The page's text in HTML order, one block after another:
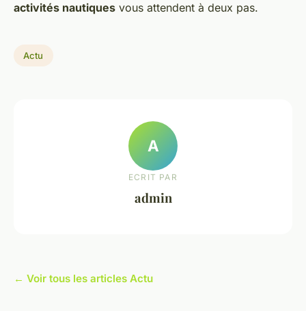
activités nautiques vous attendent à deux pas.
Actu
A
ECRIT PAR
admin
← Voir tous les articles Actu